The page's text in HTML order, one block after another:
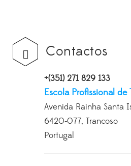
Contactos
+(351) 271 829 133
Escola Profissional de
Avenida Rainha Santa
6420-077, Trancoso
Portugal